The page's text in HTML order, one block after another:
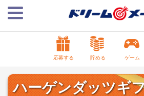
応募する 貯める ゲーム
ハーゲンダッツギ